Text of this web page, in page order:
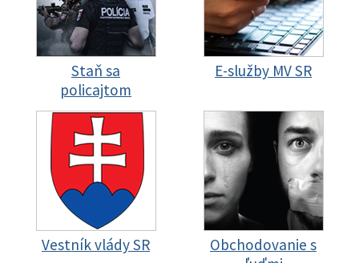
Staň sa
policajtom
E-služby MV SR
Vestník vlády SR
Obchodovanie s